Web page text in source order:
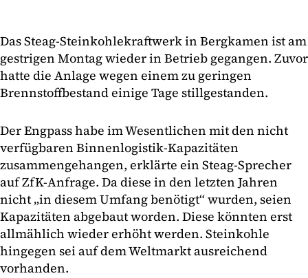
Das Steag-Steinkohlekraftwerk in Bergkamen ist am
gestrigen Montag wieder in Betrieb gegangen. Zuvor
hatte die Anlage wegen einem zu geringen
Brennstoffbestand einige Tage stillgestanden.
Der Engpass habe im Wesentlichen mit den nicht
verfügbaren Binnenlogistik-Kapazitäten
zusammengehangen, erklärte ein Steag-Sprecher
auf ZfK-Anfrage. Da diese in den letzten Jahren
nicht „in diesem Umfang benötigt“ wurden, seien
Kapazitäten abgebaut worden. Diese könnten erst
allmählich wieder erhöht werden. Steinkohle
hingegen sei auf dem Weltmarkt ausreichend
vorhanden.